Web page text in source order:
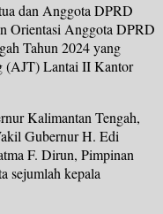
dan Anggota DPRD
Orientasi Anggota DPRD
Tahun 2024 yang
(AJT) Lantai II Kantor
Kalimantan Tengah,
Gubernur H. Edi
F. Dirun, Pimpinan
sejumlah kepala